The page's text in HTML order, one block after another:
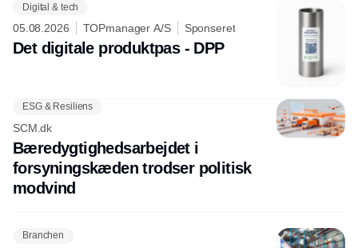
Digital & tech
05.08.2026 TOPmanager A/S Sponseret
Det digitale produktpas - DPP
ESG & Resiliens
SCM.dk
Bæredygtighedsarbejdet i
forsyningskæden trodser politisk
modvind
Branchen